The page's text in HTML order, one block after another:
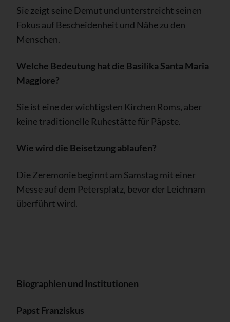
Sie zeigt seine Demut und unterstreicht seinen
Fokus auf Bescheidenheit und Nähe zu den
Menschen.
Welche Bedeutung hat die Basilika Santa Maria
Maggiore?
Sie ist eine der wichtigsten Kirchen Roms, aber
keine traditionelle Ruhestätte für Päpste.
Wie wird die Beisetzung ablaufen?
Die Zeremonie beginnt am Samstag mit einer
Messe auf dem Petersplatz, bevor der Leichnam
überführt wird.
Biographien und Institutionen
Papst Franziskus